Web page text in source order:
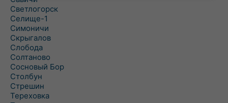
Светлогорск
Селище-1
Симоничи
Скрыгалов
Слобода
Солтаново
Сосновый Бор
Столбун
Стрешин
Тереховка